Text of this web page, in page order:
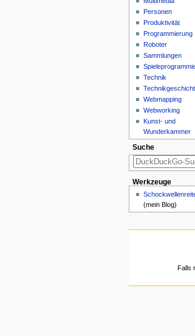
Personen
Produktivität
Programmierung
Roboter
Sammlungen
Technik
Webmapping
Webworking
Kunst- und
Wunderkammer
Suche
Werkzeuge
(mein Blog)
Falls